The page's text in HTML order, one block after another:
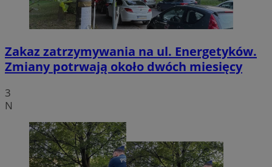
Zakaz zatrzymywania na ul. Energetyków.
Zmiany potrwają około dwóch miesięcy
3
N